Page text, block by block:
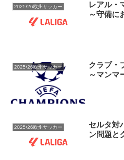
2025/26欧州サッカー
レアル・
～守備に
2025/26欧州サッカー
クラブ・
～マンマ
2025/26欧州サッカー
セルタ対
ン問題と